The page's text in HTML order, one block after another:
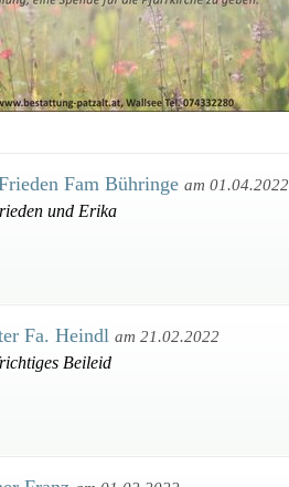
Fam Bühringe am 01.04.2022
und Erika
Fa. Heindl am 21.02.2022
Beileid